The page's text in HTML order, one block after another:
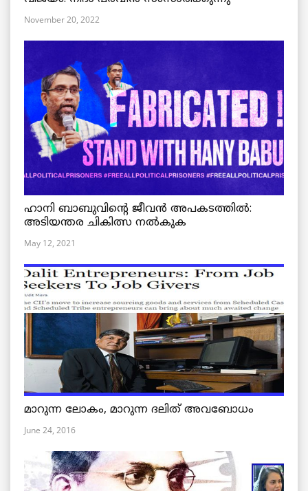
November 20, 2022
ഹാനി ബാബുവിന്റെ ജീവൻ അപകടത്തിൽ:
അടിയന്തര ചികിത്സ നൽകുക
May 12, 2021
മാറുന്ന ലോകം, മാറുന്ന ദലിത് അവബോധം
June 24, 2016